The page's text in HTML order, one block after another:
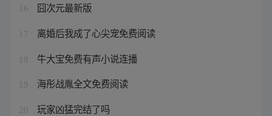
16 囧次元最新版
17 离婚后我成了心尖宠免费阅读
18 牛大宝免费有声小说连播
19 海彤战胤全文免费阅读
20 玩家凶猛完结了吗